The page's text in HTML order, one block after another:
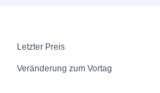
Letzter Preis
Veränderung zum Vortag